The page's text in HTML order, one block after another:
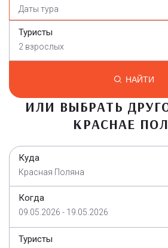
Туристы
2 взрослых
НАЙТИ
ИЛИ ВЫБРАТЬ
КРАСНАЕ
Куда
Красная Поляна
Когда
09.05.2026 - 19.05.2026
Туристы